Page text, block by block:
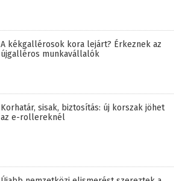
A kékgallérosok kora lejárt? Érkeznek az
újgalléros munkavállalók
Korhatár, sisak, biztosítás: új korszak jöhet
az e-rollereknél